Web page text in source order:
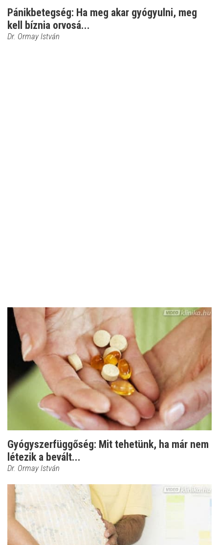
Pánikbetegség: Ha meg akar gyógyulni, meg
kell bíznia orvosá...
Dr. Ormay István
Gyógyszerfüggőség: Mit tehetünk, ha már nem
létezik a bevált...
Dr. Ormay István